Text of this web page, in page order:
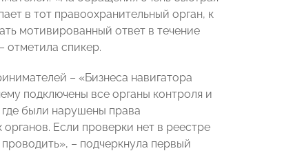
в тот правоохранительный орган, к
мотивированный ответ в течение
отметила спикер.
– «Бизнеса навигатора
подключены все органы контроля и
были нарушены права
Если проверки нет в реестре
– подчеркнула первый